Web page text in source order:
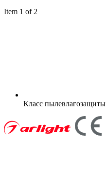
Item 1 of 2
Класс пылевлагозащиты